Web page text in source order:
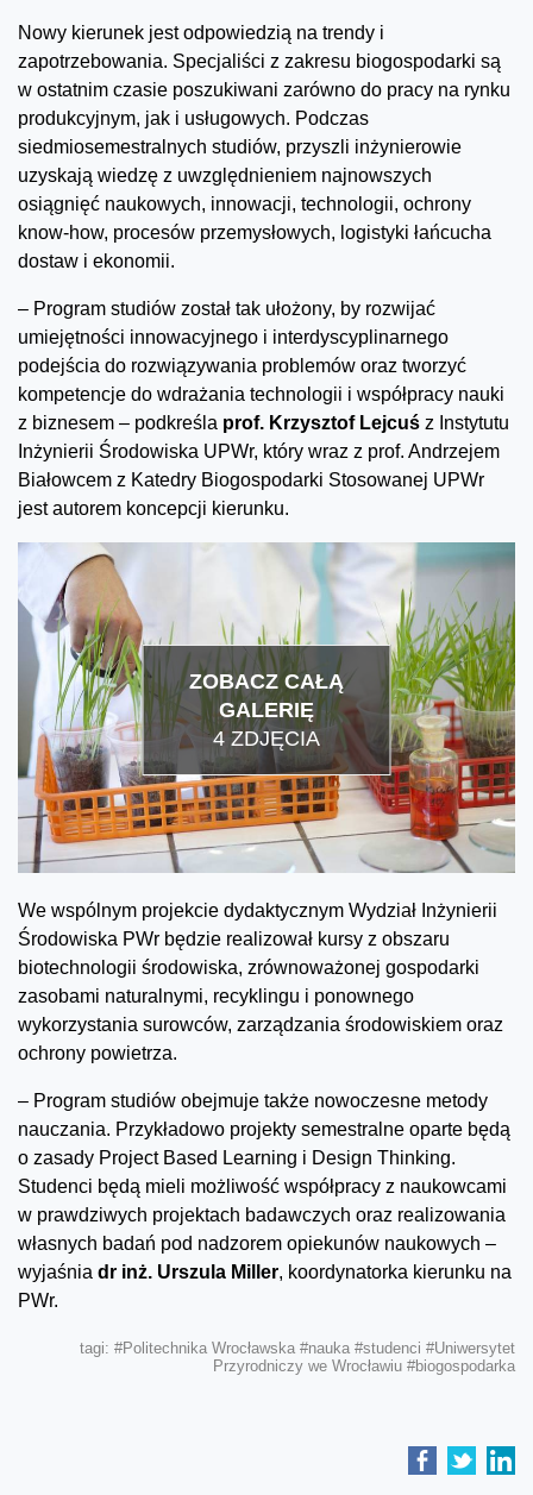
Nowy kierunek jest odpowiedzią na trendy i
zapotrzebowania. Specjaliści z zakresu biogospodarki są
w ostatnim czasie poszukiwani zarówno do pracy na rynku
produkcyjnym, jak i usługowych. Podczas
siedmiosemestralnych studiów, przyszli inżynierowie
uzyskają wiedzę z uwzględnieniem najnowszych
osiągnięć naukowych, innowacji, technologii, ochrony
know-how, procesów przemysłowych, logistyki łańcucha
dostaw i ekonomii.
– Program studiów został tak ułożony, by rozwijać
umiejętności innowacyjnego i interdyscyplinarnego
podejścia do rozwiązywania problemów oraz tworzyć
kompetencje do wdrażania technologii i współpracy nauki
z biznesem – podkreśla prof. Krzysztof Lejcuś z Instytutu
Inżynierii Środowiska UPWr, który wraz z prof. Andrzejem
Białowcem z Katedry Biogospodarki Stosowanej UPWr
jest autorem koncepcji kierunku.
ZOBACZ CAŁĄ
GALERIĘ
4 ZDJĘCIA
We wspólnym projekcie dydaktycznym Wydział Inżynierii
Środowiska PWr będzie realizował kursy z obszaru
biotechnologii środowiska, zrównoważonej gospodarki
zasobami naturalnymi, recyklingu i ponownego
wykorzystania surowców, zarządzania środowiskiem oraz
ochrony powietrza.
– Program studiów obejmuje także nowoczesne metody
nauczania. Przykładowo projekty semestralne oparte będą
o zasady Project Based Learning i Design Thinking.
Studenci będą mieli możliwość współpracy z naukowcami
w prawdziwych projektach badawczych oraz realizowania
własnych badań pod nadzorem opiekunów naukowych –
wyjaśnia dr inż. Urszula Miller, koordynatorka kierunku na
PWr.
tagi: #Politechnika Wrocławska #nauka #studenci #Uniwersytet
Przyrodniczy we Wrocławiu #biogospodarka